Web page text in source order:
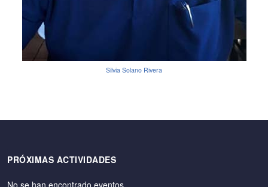
Silvia Solano Rivera
PRÓXIMAS ACTIVIDADES
No se han encontrado eventos